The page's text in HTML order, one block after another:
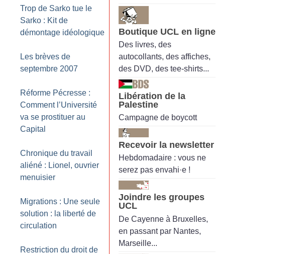
Trop de Sarko tue le
Sarko : Kit de
démontage idéologique
Les brèves de
septembre 2007
Réforme Pécresse :
Comment l’Université
va se prostituer au
Capital
Chronique du travail
aliéné : Lionel, ouvrier
menuisier
Migrations : Une seule
solution : la liberté de
circulation
Restriction du droit de
Boutique UCL en ligne
Des livres, des
autocollants, des affiches,
des DVD, des tee-shirts...
Libération de la
Palestine
Campagne de boycott
Recevoir la newsletter
Hebdomadaire : vous ne
serez pas envahi·e !
Joindre les groupes
UCL
De Cayenne à Bruxelles,
en passant par Nantes,
Marseille...